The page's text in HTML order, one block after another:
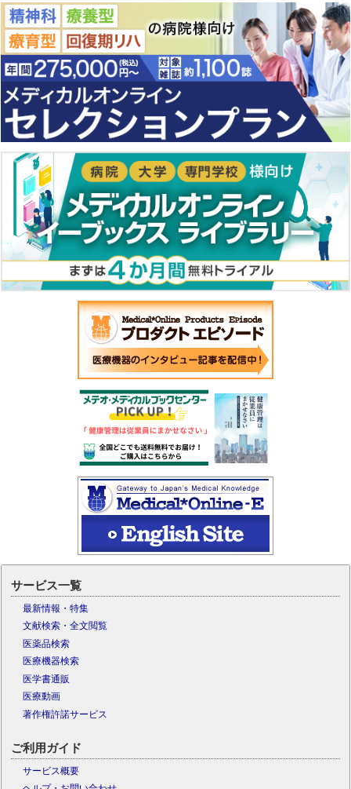
サービス一覧
最新情報・特集
文献検索・全文閲覧
医薬品検索
医療機器検索
医学書通販
医療動画
著作権許諾サービス
ご利用ガイド
サービス概要